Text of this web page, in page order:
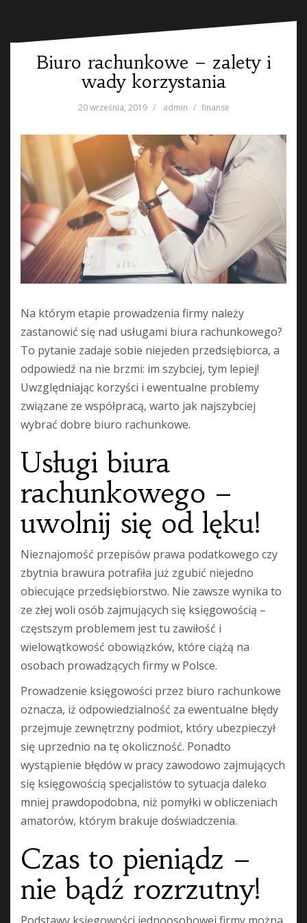
Biuro rachunkowe – zalety i
wady korzystania
20 września, 2019 admin finanse
Na którym etapie prowadzenia firmy należy
zastanowić się nad usługami biura rachunkowego?
To pytanie zadaje sobie niejeden przedsiębiorca, a
odpowiedź na nie brzmi: im szybciej, tym lepiej!
Uwzględniając korzyści i ewentualne problemy
związane ze współpracą, warto jak najszybciej
wybrać dobre biuro rachunkowe.
Usługi biura
rachunkowego –
uwolnij się od lęku!
Nieznajomość przepisów prawa podatkowego czy
zbytnia brawura potrafiła już zgubić niejedno
obiecujące przedsiębiorstwo. Nie zawsze wynika to
ze złej woli osób zajmujących się księgowością –
częstszym problemem jest tu zawiłość i
wielowątkowość obowiązków, które ciążą na
osobach prowadzących firmy w Polsce.
Prowadzenie księgowości przez biuro rachunkowe
oznacza, iż odpowiedzialność za ewentualne błędy
przejmuje zewnętrzny podmiot, który ubezpieczył
się uprzednio na tę okoliczność. Ponadto
wystąpienie błędów w pracy zawodowo zajmujących
się księgowością specjalistów to sytuacja daleko
mniej prawdopodobna, niż pomyłki w obliczeniach
amatorów, którym brakuje doświadczenia.
Czas to pieniądz –
nie bądź rozrzutny!